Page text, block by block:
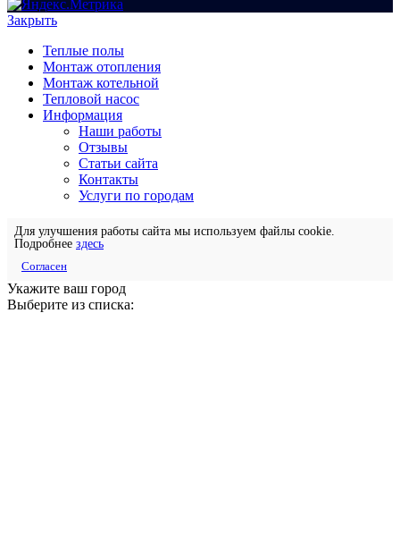
Закрыть
Теплые полы
Монтаж отопления
Монтаж котельной
Тепловой насос
Информация
Наши работы
Отзывы
Статьи сайта
Контакты
Услуги по городам
Для улучшения работы сайта мы используем файлы cookie.
Подробнее здесь
Согласен
Укажите ваш город
Выберите из списка: